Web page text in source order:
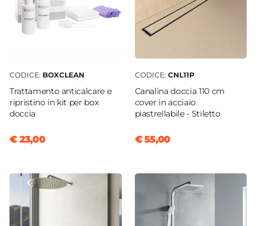
CODICE: BOXCLEAN
Trattamento anticalcare e
ripristino in kit per box
doccia
€ 23,00
CODICE: CNL11P
Canalina doccia 110 cm
cover in acciaio
piastrellabile - Stiletto
€ 55,00